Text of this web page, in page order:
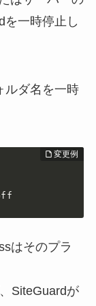
を一時停止し
ルダ名を一時
はそのプラ
SiteGuardが